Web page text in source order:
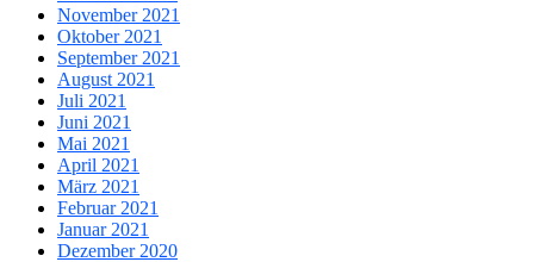
November 2021
Oktober 2021
September 2021
August 2021
Juli 2021
Juni 2021
Mai 2021
April 2021
März 2021
Februar 2021
Januar 2021
Dezember 2020